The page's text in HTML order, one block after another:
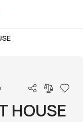
HOUSE